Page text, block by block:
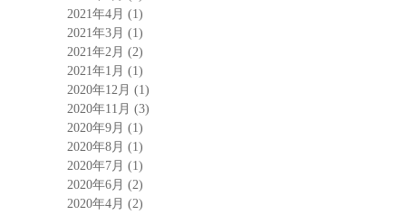
2021年4月 (1)
2021年3月 (1)
2021年2月 (2)
2021年1月 (1)
2020年12月 (1)
2020年11月 (3)
2020年9月 (1)
2020年8月 (1)
2020年7月 (1)
2020年6月 (2)
2020年4月 (2)